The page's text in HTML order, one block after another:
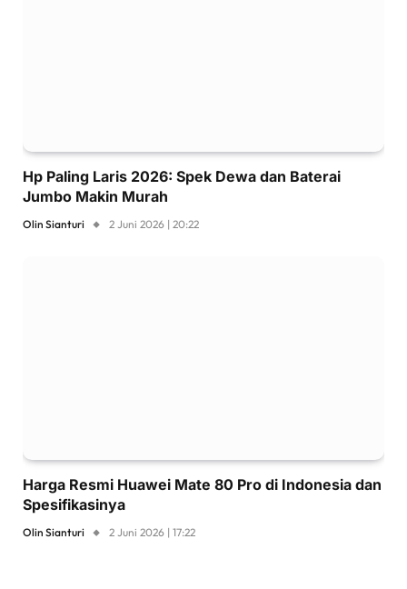
Hp Paling Laris 2026: Spek Dewa dan Baterai
Jumbo Makin Murah
Olin Sianturi 2 Juni 2026 | 20:22
Harga Resmi Huawei Mate 80 Pro di Indonesia dan
Spesifikasinya
Olin Sianturi 2 Juni 2026 | 17:22